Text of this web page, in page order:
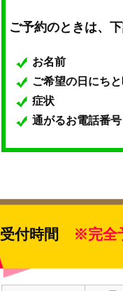
ご予約のときは、
お名前
ご希望の日にち
症状
通がるお電話番号
受付時間 ※完全